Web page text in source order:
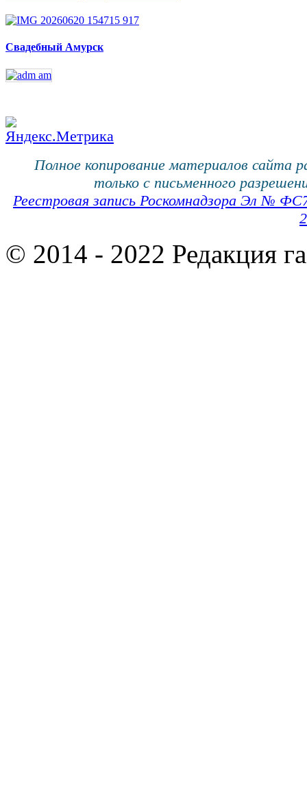
Свадебный Амурск
Полное копирование материалов сайта
только с письменного
Реестровая запись Роскомнадзора Эл №
© 2014 - 2022 Редакция